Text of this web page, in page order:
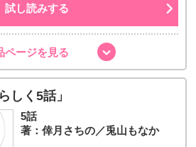
試し読みする
ページを見る
しく5話」
5話
著：倖月さちの／兎山もなか